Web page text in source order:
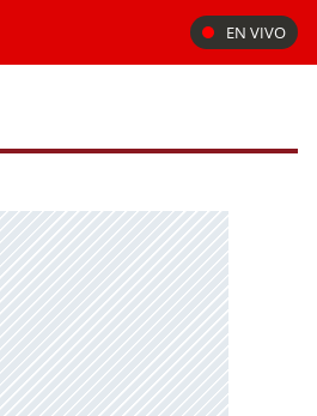
EN VIVO